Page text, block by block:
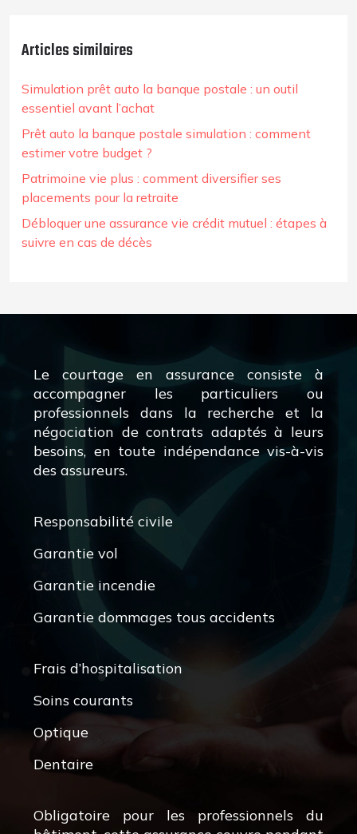
Articles similaires
Simulation prêt auto la banque postale : un outil
essentiel avant l’achat
Prêt auto la banque postale simulation : comment
estimer votre budget ?
Patrimoine vie plus : comment diversifier ses
placements pour la retraite
Débloquer une assurance vie crédit mutuel : étapes à
suivre en cas de décès
Le courtage en assurance consiste à
accompagner les particuliers ou
professionnels dans la recherche et la
négociation de contrats adaptés à leurs
besoins, en toute indépendance vis-à-vis
des assureurs.
Responsabilité civile
Garantie vol
Garantie incendie
Garantie dommages tous accidents
Frais d’hospitalisation
Soins courants
Optique
Dentaire
Obligatoire pour les professionnels du